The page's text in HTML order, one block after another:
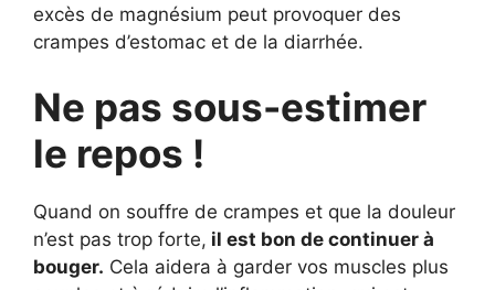
excès de magnésium peut provoquer des
crampes d’estomac et de la diarrhée.
Ne pas sous-estimer
le repos !
Quand on souffre de crampes et que la douleur
n’est pas trop forte, il est bon de continuer à
bouger. Cela aidera à garder vos muscles plus